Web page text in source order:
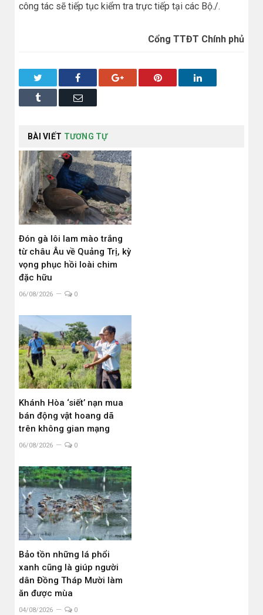
công tác sẽ tiếp tục kiểm tra trực tiếp tại các Bộ./.
Cổng TTĐT Chính phủ
Facebook Google+ Pinterest LinkedIn
Tumblr Email
BÀI VIẾT TƯƠNG TỰ
Đón gà lôi lam mào trắng
từ châu Âu về Quảng Trị, kỳ
vọng phục hồi loài chim
đặc hữu
06/08/2026 0
Khánh Hòa ‘siết’ nạn mua
bán động vật hoang dã
trên không gian mạng
06/08/2026 0
Bảo tồn những lá phổi
xanh cũng là giúp người
dân Đồng Tháp Mười làm
ăn được mùa
04/08/2026 0